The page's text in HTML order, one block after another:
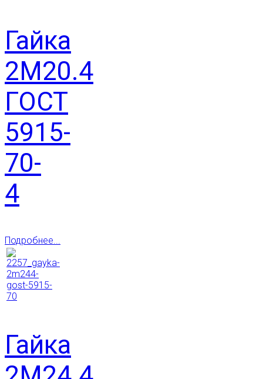
Гайка
2М20.4
ГОСТ
5915-
70-
4
Подробнее...
Гайка